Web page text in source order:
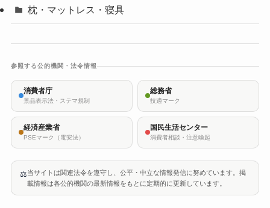
枕・マットレス・寝具
参照する公的機関・法令情報
消費者庁
景品表示法・ステマ規制
総務省
技適マーク
経済産業省
PSEマーク（電安法）
国民生活センター
消費者相談・注意喚起
⚖️当サイトは関連法令を遵守し、公平・中立な情報発信に努めています。掲
載情報は各公的機関の最新情報をもとに定期的に更新しています。